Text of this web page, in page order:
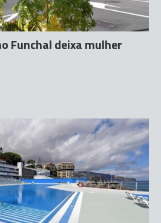
Funchal deixa mulher